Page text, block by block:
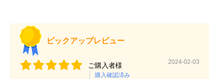
ピックアップレビュー
ご購入者様
購入確認済み
2024-02-03